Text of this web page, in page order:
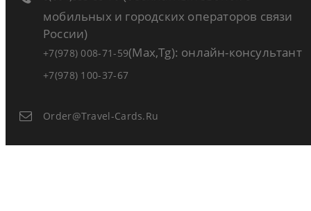
мобильных и городских операторов связи
России)
+7(978) 008-71-59(Max,Tg): онлайн-консультант
+7(978) 100-37-67
Order@travel-Cards.ru